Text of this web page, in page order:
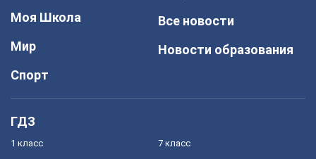
Моя Школа
Мир
Спорт
Все новости
Новости образования
ГДЗ
1 класс 7 класс